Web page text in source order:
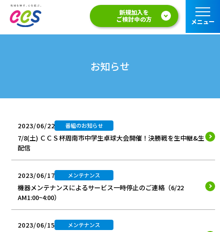
新規加入を
ご検討中の方
メニュー
お知らせ
2023/06/22 番組のお知らせ
7/8(土) ＣＣＳ杯周南市中学生卓球大会開催！決勝戦を生中継&生
配信
2023/06/17 メンテナンス
機器メンテナンスによるサービス一時停止のご連絡（6/22
AM1:00~4:00）
2023/06/15 メンテナンス